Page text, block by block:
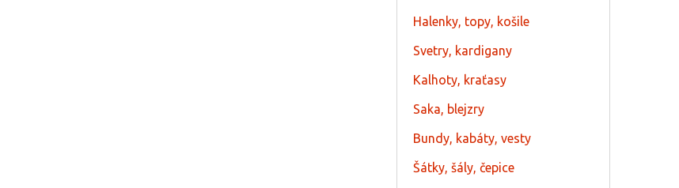
Halenky, topy, košile
Svetry, kardigany
Kalhoty, kraťasy
Saka, blejzry
Bundy, kabáty, vesty
Šátky, šály, čepice